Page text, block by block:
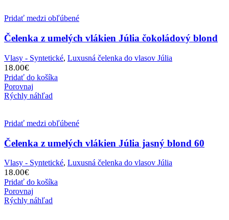
Pridať medzi obľúbené
Čelenka z umelých vlákien Júlia čokoládový blond
Vlasy - Syntetické, Luxusná čelenka do vlasov Júlia
18.00€
Pridať do košíka
Porovnaj
Rýchly náhľad
Pridať medzi obľúbené
Čelenka z umelých vlákien Júlia jasný blond 60
Vlasy - Syntetické, Luxusná čelenka do vlasov Júlia
18.00€
Pridať do košíka
Porovnaj
Rýchly náhľad